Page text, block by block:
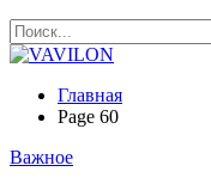
Главная
Page 60
Важное